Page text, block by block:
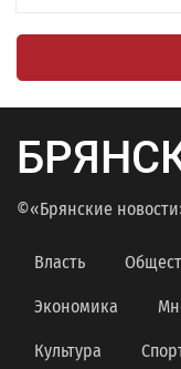
©«Брянские
Власть
Экономика
Культура